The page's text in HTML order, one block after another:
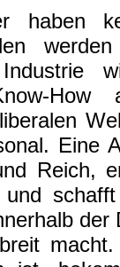
haben
How
Eine
Reich,